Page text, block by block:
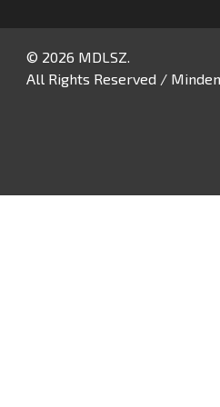
© 2026 MDLSZ.
All Rights Reserved /